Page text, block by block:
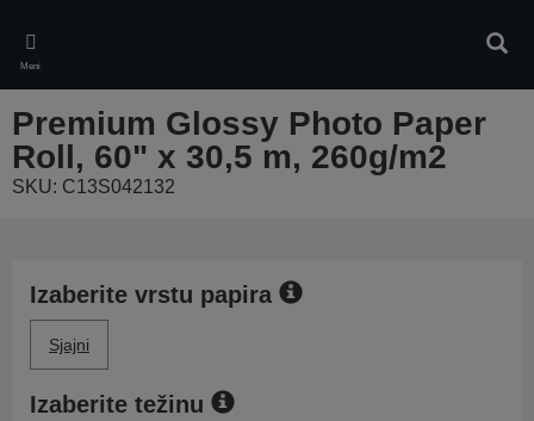
main
content
Meni
Premium Glossy Photo Paper
Roll, 60" x 30,5 m, 260g/m2
SKU: C13S042132
Izaberite vrstu papira
Sjajni
Izaberite težinu